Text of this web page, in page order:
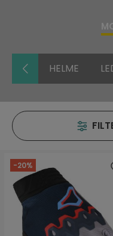
HELME
-20%